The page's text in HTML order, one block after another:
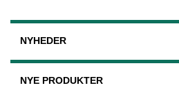
NYHEDER
NYE PRODUKTER